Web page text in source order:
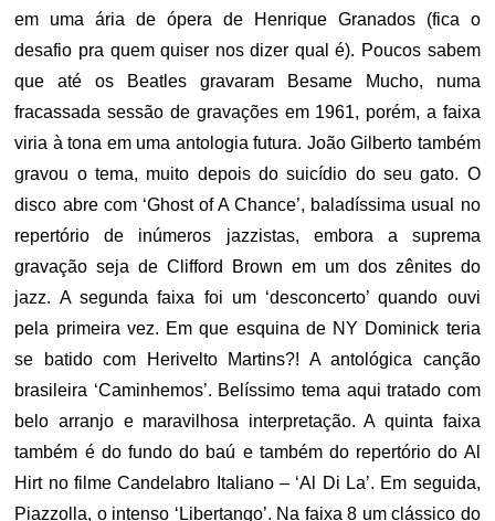
em uma ária de ópera de Henrique Granados (fica o
desafio pra quem quiser nos dizer qual é). Poucos sabem
que até os Beatles gravaram Besame Mucho, numa
fracassada sessão de gravações em 1961, porém, a faixa
viria à tona em uma antologia futura. João Gilberto também
gravou o tema, muito depois do suicídio do seu gato. O
disco abre com ‘Ghost of A Chance’, baladíssima usual no
repertório de inúmeros jazzistas, embora a suprema
gravação seja de Clifford Brown em um dos zênites do
jazz. A segunda faixa foi um ‘desconcerto’ quando ouvi
pela primeira vez. Em que esquina de NY Dominick teria
se batido com Herivelto Martins?! A antológica canção
brasileira ‘Caminhemos’. Belíssimo tema aqui tratado com
belo arranjo e maravilhosa interpretação. A quinta faixa
também é do fundo do baú e também do repertório do Al
Hirt no filme Candelabro Italiano – ‘Al Di La’. Em seguida,
Piazzolla, o intenso ‘Libertango’. Na faixa 8 um clássico do